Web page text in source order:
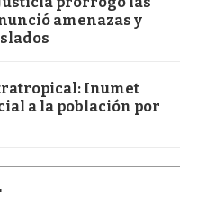
amenazas y
Inumet
a la población por